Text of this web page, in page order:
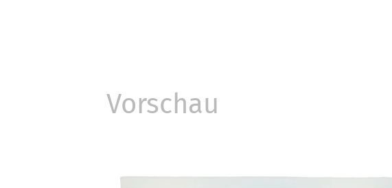
Vorschau